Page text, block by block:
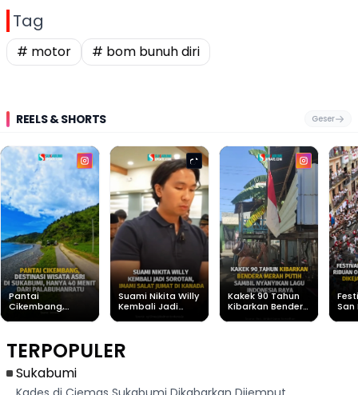
Tag
# motor # bom bunuh diri
REELS & SHORTS Geser
Pantai
Cikembang,
Dari
Palabuhanratu
Suami Nikita Willy
Kembali Jadi
Kakek 90 Tahun
Kibarkan Bendera
San
TERPOPULER
Sukabumi